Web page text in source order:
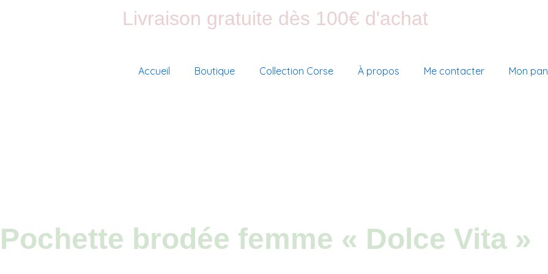
Livraison gratuite dès 100€ d'achat
Accueil Boutique Collection Corse À propos Me contacter Mon
Pochette brodée femme « Dolce Vita »